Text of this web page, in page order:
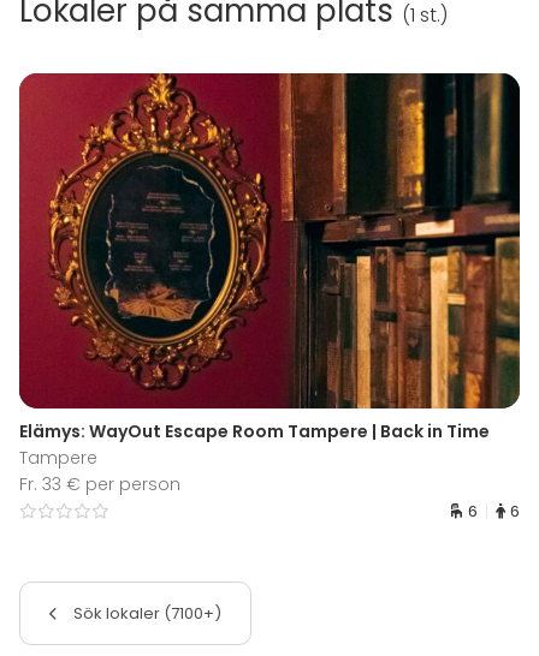
Lokaler på samma plats (1 st.)
Elämys: WayOut Escape Room Tampere | Back in Time
Tampere
Fr. 33 € per person
6 6
Sök lokaler (7100+)